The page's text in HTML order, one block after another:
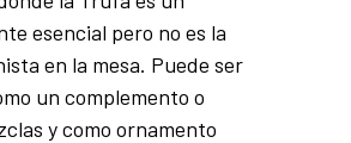
esencial pero no es la
en la mesa. Puede ser
un complemento o
y como ornamento